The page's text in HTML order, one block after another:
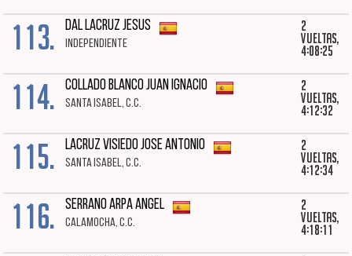
113. DAL LACRUZ JESUS
INDEPENDIENTE
2
vueltas,
4:08:25
114. COLLADO BLANCO JUAN IGNACIO
SANTA ISABEL, C.C.
2
vueltas,
4:12:32
115. LACRUZ VISIEDO JOSE ANTONIO
SANTA ISABEL, C.C.
2
vueltas,
4:12:34
116. SERRANO ARPA ANGEL
CALAMOCHA, C.C.
2
vueltas,
4:18:11